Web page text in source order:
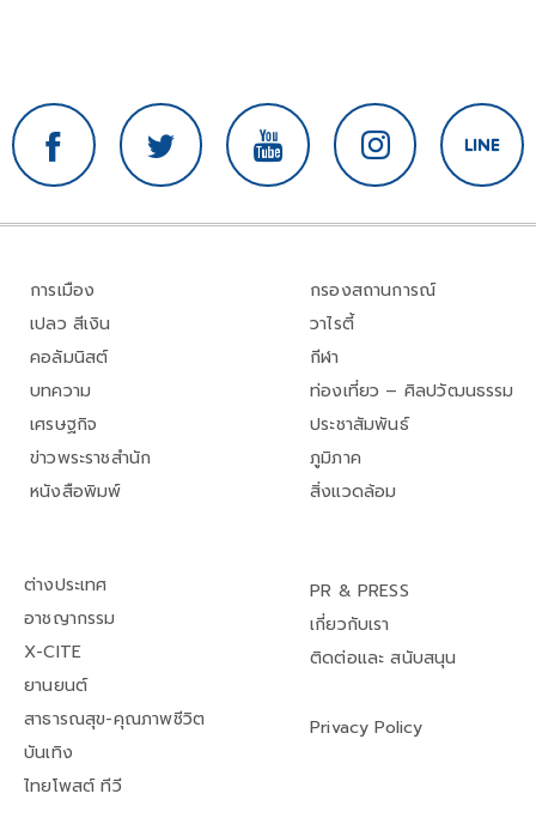
การเมือง
เปลว สีเงิน
คอลัมนิสต์
บทความ
เศรษฐกิจ
ข่าวพระราชสำนัก
หนังสือพิมพ์
กรองสถานการณ์
วาไรตี้
กีฬา
ท่องเที่ยว – ศิลปวัฒนธรรม
ประชาสัมพันธ์
ภูมิภาค
สิ่งแวดล้อม
ต่างประเทศ
อาชญากรรม
X-CITE
ยานยนต์
สาธารณสุข-คุณภาพชีวิต
บันเทิง
ไทยโพสต์ ทีวี
PR & PRESS
เกี่ยวกับเรา
ติดต่อและ สนับสนุน
Privacy Policy